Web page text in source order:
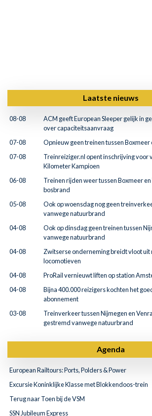
Laatste nieuws
08-08
ACM geeft European Sleeper gelijk in
over capaciteitsaanvraag
07-08
Opnieuw geen treinen tussen Boxmeer
07-08
Treinreiziger.nl opent inschrijving voor
Kilometer Kampioen
06-08
Treinen rijden weer tussen Boxmeer
bosbrand
05-08
Ook op woensdag nog geen
vanwege natuurbrand
04-08
Ook op dinsdag geen treinen tussen
vanwege natuurbrand
04-08
Zwitserse onderneming breidt vloot uit
locomotieven
04-08
ProRail vernieuwt liften op station
04-08
Bijna 400.000 reizigers kochten het
abonnement
03-08
Treinverkeer tussen Nijmegen en
gestremd vanwege natuurbrand
Agenda
European Railtours: Ports, Polders & Power
Excursie Koninklijke Klasse met Blokkendoos-trein
Terug naar Toen bij de VSM
SSN Jubileum Express